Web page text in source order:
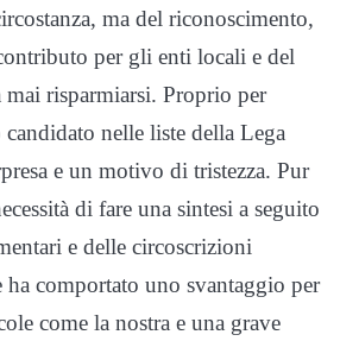
ma del riconoscimento,
per gli enti locali e del
risparmiarsi. Proprio per
nelle liste della Lega
e un motivo di tristezza. Pur
di fare una sintesi a seguito
e delle circoscrizioni
ha comportato uno svantaggio per
come la nostra e una grave